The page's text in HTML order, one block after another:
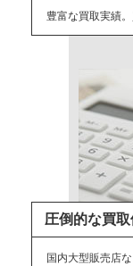
豊富な買取実績
圧倒的な買
国内大型販売店